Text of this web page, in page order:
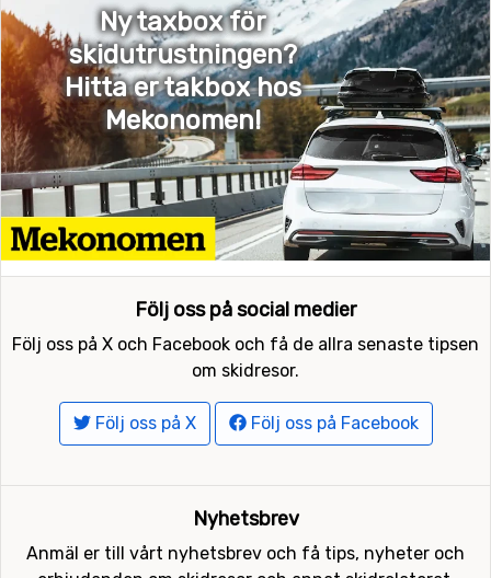
Ny taxbox för
skidutrustningen?
Hitta er takbox hos
Mekonomen!
Följ oss på social medier
Följ oss på X och Facebook och få de allra senaste tipsen
om skidresor.
Följ oss på X Följ oss på Facebook
Nyhetsbrev
Anmäl er till vårt nyhetsbrev och få tips, nyheter och